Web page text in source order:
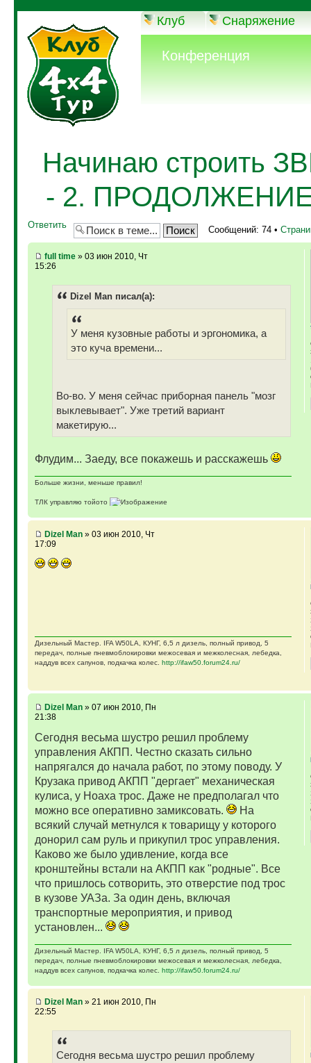
Клуб Снаряжение
Конференция
Начинаю строить
- 2.
Ответить Сообщений: 74 •
full time» 03 июн 2010, Чт
15:26
Dizel Man писал(а):
У меня кузовные работы и эргономика, а
это куча времени...
Во-во. У меня сейчас приборная панель "мозг
выклевывает". Уже третий вариант
макетирую...
Флудим... Заеду, все покажешь и расскажешь
Больше жизни, меньше правил!
ТЛК управляю тойото
ГАЗ-69 рок-н-ролл - еще одна задумка
Если что, на связи (909)640-3030
Dizel Man» 03 июн 2010, Чт
17:09
Дизельный Мастер. IFA W50LA, КУНГ, 6,5 л дизель, полный привод, 5
передач, полные пневмоблокировки межосевая и межколесная, лебедка,
наддув всех сапунов, подкачка колес. http://ifaw50.forum24.ru/
Dizel Man» 07 июн 2010, Пн
21:38
Сегодня весьма шустро решил проблему
управления АКПП. Честно сказать сильно
напрягался до начала работ, по этому поводу. У
Крузака привод АКПП "дергает" механическая
кулиса, у Ноаха трос. Даже не предполагал что
можно все оперативно замиксовать.
На
всякий случай метнулся к товарищу у которого
донорил сам руль и прикупил трос управления.
Каково же было удивление, когда все
кронштейны встали на АКПП как "родные". Все
что пришлось сотворить, это отверстие под трос
в кузове УАЗа. За один день, включая
транспортные мероприятия, и привод
установлен...
Дизельный Мастер. IFA W50LA, КУНГ, 6,5 л дизель, полный привод, 5
передач, полные пневмоблокировки межосевая и межколесная, лебедка,
наддув всех сапунов, подкачка колес. http://ifaw50.forum24.ru/
Dizel Man» 21 июн 2010, Пн
22:55
Сегодня весьма шустро решил проблему